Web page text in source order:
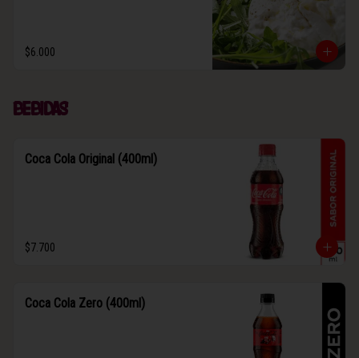
$6.000
Bebidas
Coca Cola Original (400ml)
$7.700
Coca Cola Zero (400ml)